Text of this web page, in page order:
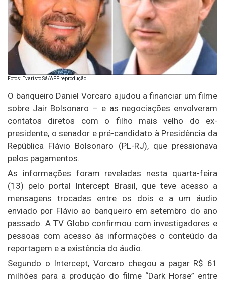
Fotos: Evaristo Sá/AFP reprodução
O banqueiro Daniel Vorcaro ajudou a financiar um filme
sobre Jair Bolsonaro – e as negociações envolveram
contatos diretos com o filho mais velho do ex-
presidente, o senador e pré-candidato à Presidência da
República Flávio Bolsonaro (PL-RJ), que pressionava
pelos pagamentos.
As informações foram reveladas nesta quarta-feira
(13) pelo portal Intercept Brasil, que teve acesso a
mensagens trocadas entre os dois e a um áudio
enviado por Flávio ao banqueiro em setembro do ano
passado. A TV Globo confirmou com investigadores e
pessoas com acesso às informações o conteúdo da
reportagem e a existência do áudio.
Segundo o Intercept, Vorcaro chegou a pagar R$ 61
milhões para a produção do filme “Dark Horse” entre